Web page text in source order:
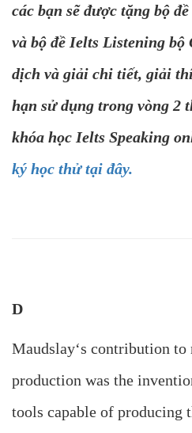
các bạn sẽ được tặng bộ
và bộ đề Ielts Listening bộ
dịch và giải chi tiết, giải
hạn sử dụng trong vòng 2
khóa học Ielts Speaking
ký học thử tại đây.
D
Maudslay‘s contribution to
production was the
tools capable of producing